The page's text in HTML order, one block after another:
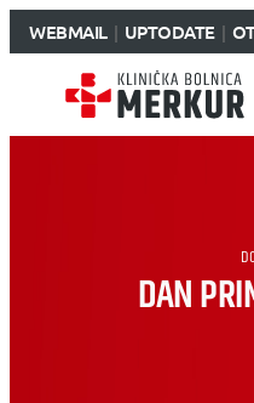
WEBMAIL UPTODATE
DAN